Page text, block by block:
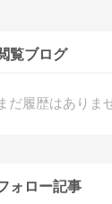
覧ブログ
だ履歴はありま
ォロー記事